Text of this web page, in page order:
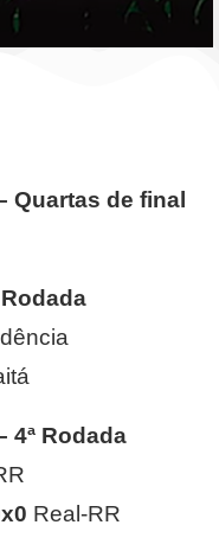
Quartas de final
Rodada
4ª Rodada
Real-RR